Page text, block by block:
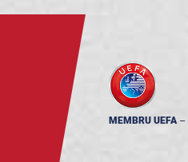
MEMBRU UEFA --